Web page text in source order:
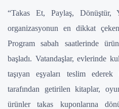
“Takas Et, Paylaş, Dönüştür,
organizasyonun en dikkat
Program sabah saatlerinde
başladı. Vatandaşlar, evlerinde
taşıyan eşyaları teslim ederek
tarafından getirilen kitaplar,
ürünler takas kuponlarına